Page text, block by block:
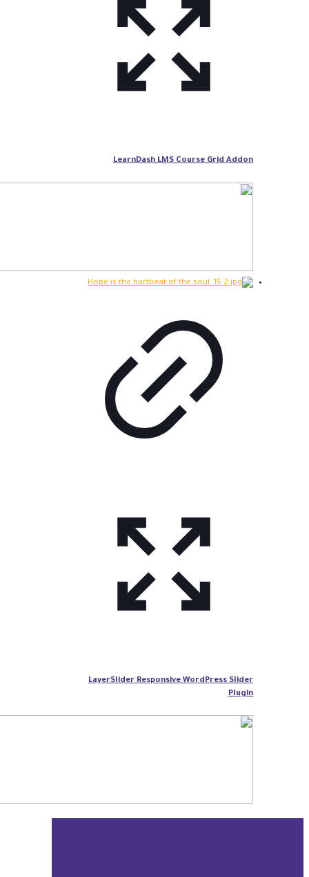
LearnDash LMS Course Grid Addon
LayerSlider Responsive WordPress Slider
Plugin